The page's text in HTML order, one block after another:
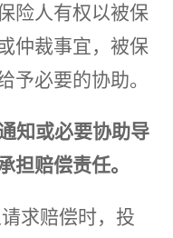
险人有权以被保
仲裁事宜，被保
予必要的协助。
知或必要协助导
担赔偿责任。
求赔偿时，投